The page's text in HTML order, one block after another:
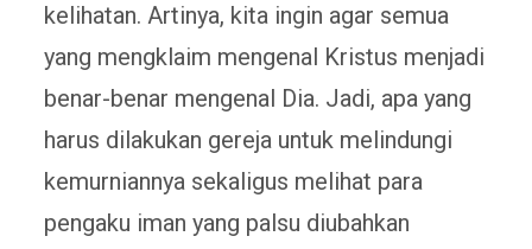
kelihatan. Artinya, kita ingin agar semua
yang mengklaim mengenal Kristus menjadi
benar-benar mengenal Dia. Jadi, apa yang
harus dilakukan gereja untuk melindungi
kemurniannya sekaligus melihat para
pengaku iman yang palsu diubahkan